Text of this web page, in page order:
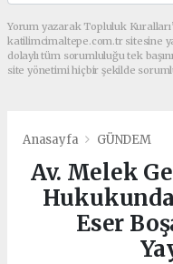
Yorum yazarak Topluluk
katilimcimaltepe.com.tr sitesine
dolaylı tüm sorumluluğu tek
site yönetimi hiçbir şekilde
Anasayfa GÜNDEM
Av. Melek
Hukukunda
Eser